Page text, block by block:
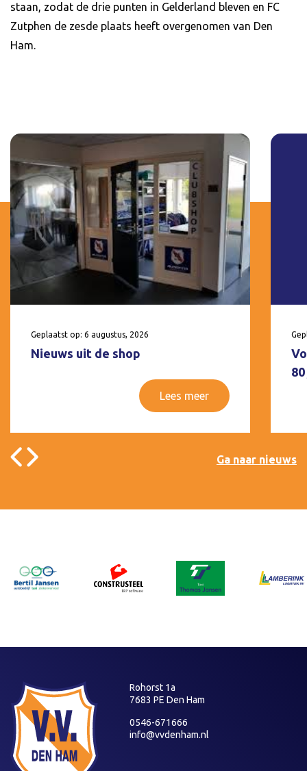
staan, zodat de drie punten in Gelderland bleven en FC
Zutphen de zesde plaats heeft overgenomen van Den
Ham.
Geplaatst op: 6 augustus, 2026
Nieuws uit de shop
Lees meer
Ga naar nieuws
Rohorst 1a
7683 PE Den Ham
0546-671666
info@vvdenham.nl